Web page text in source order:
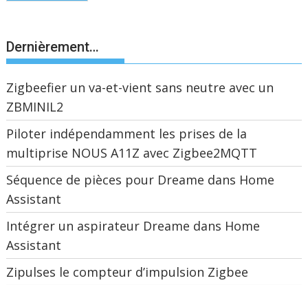
Dernièrement…
Zigbeefier un va-et-vient sans neutre avec un
ZBMINIL2
Piloter indépendamment les prises de la
multiprise NOUS A11Z avec Zigbee2MQTT
Séquence de pièces pour Dreame dans Home
Assistant
Intégrer un aspirateur Dreame dans Home
Assistant
Zipulses le compteur d’impulsion Zigbee